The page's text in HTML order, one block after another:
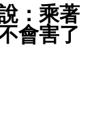
：乘著
會害了